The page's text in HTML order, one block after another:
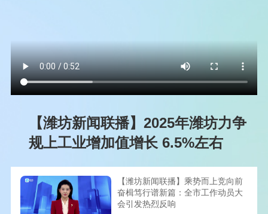
【潍坊新闻联播】2025年潍坊力争
规上工业增加值增长 6.5%左右
【潍坊新闻联播】乘势而上竞向前
奋楫笃行谱新篇：全市工作动员大
会引发热烈反响